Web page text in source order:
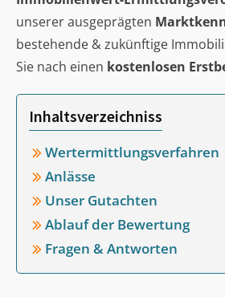
unserer ausgeprägten
bestehende & zukünftige
Sie nach einen kostenlosen
Inhaltsverzeichniss
Wertermittlungsverfahren
Anlässe
Unser Gutachten
Ablauf der Bewertung
Fragen & Antworten